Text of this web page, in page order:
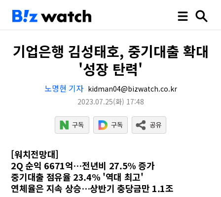
기업은행 김성태호, 중기대출 확대
'성장 탄력'
노명현 기자 kidman04@bizwatch.co.kr
2023.07.25(화) 17:48
[워치전망대]
2Q 순익 6671억…전년비 27.5% 증가
중기대출 점유율 23.4% '역대 최고'
연체율은 지속 상승…상반기 충당금만 1.1조